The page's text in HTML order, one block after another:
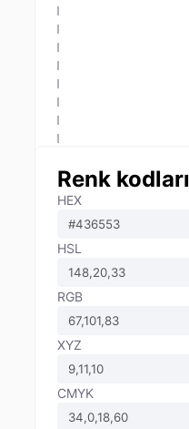
Renk kodları
HEX
HSL
RGB
XYZ
CMYK